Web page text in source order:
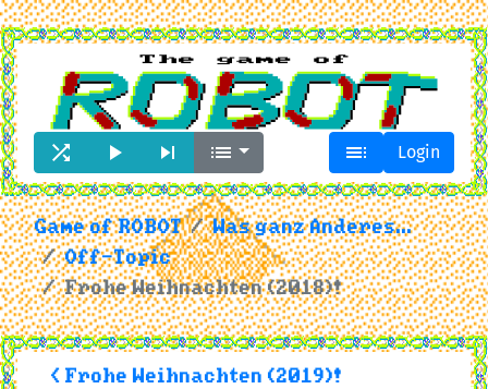
     Login
Game of ROBOT
Was ganz Anderes...
Off-Topic
Frohe Weihnachten (2018)!
< Frohe Weihnachten (2019)!